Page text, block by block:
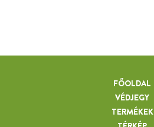
FŐOLDAL
VÉDJEGY
TERMÉKEK